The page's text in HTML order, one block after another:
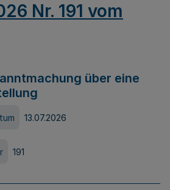
Nr. 191 vom
über eine
13.07.2026
191